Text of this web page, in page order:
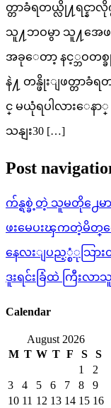
တ္တာခံရတယ္လို႔ရင္န
သူ႔ဘဝမွာ သူ႔အေဖ
အခုေတာ့ နင့္ဘဝတစ္
နဲ႔ တန္ဖိုးျဖတ္တာခံရ
င္ မယုံရပါလားေန
သနျး30 […]
Post
က်န္ရစ္ခဲ့တဲ့ သူမတို႕
ဖးမေပးၾကတဲ့မိတ္
နေလးျပည့္စံုသြား
ဒူးရင်းခြံထဲ ကြီးလာ
Calendar
August 2026
M T W T F S
S
1
2
3
4 5 6 7 8
9
10 11 12 13 14 15 16